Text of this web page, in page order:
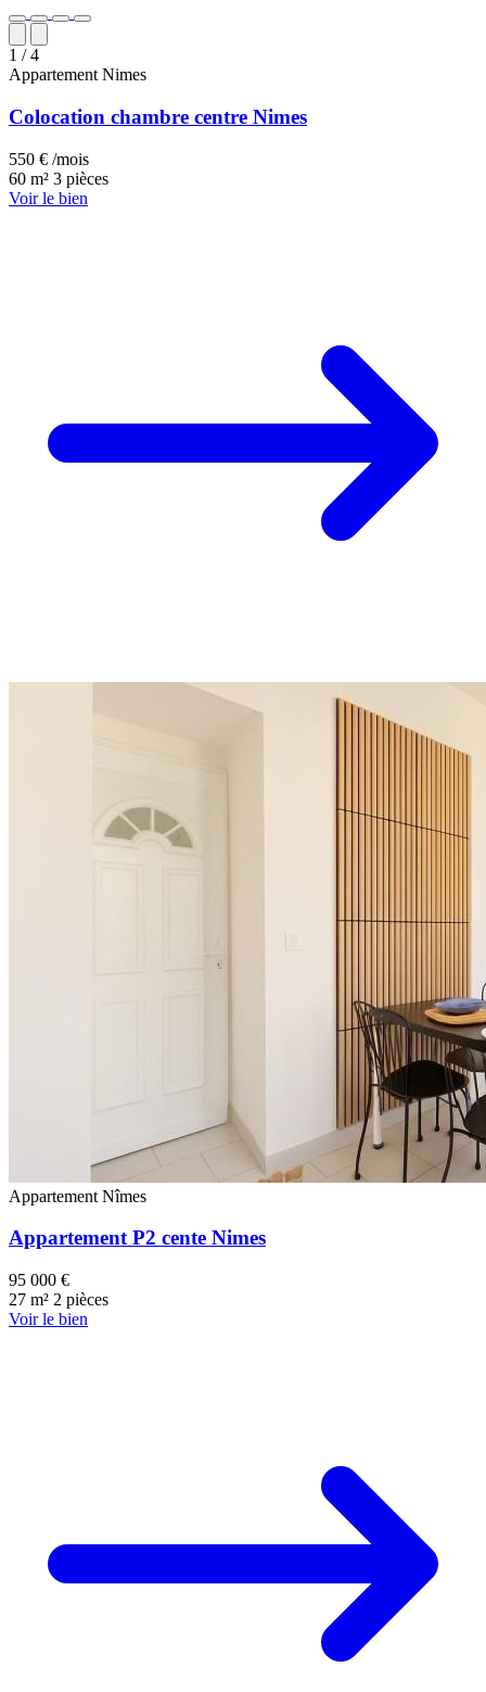
1 / 4
Appartement Nimes
Colocation chambre centre Nimes
550 € /mois
60 m² 3 pièces
Voir le bien
Appartement Nîmes
Appartement P2 cente Nimes
95 000 €
27 m² 2 pièces
Voir le bien